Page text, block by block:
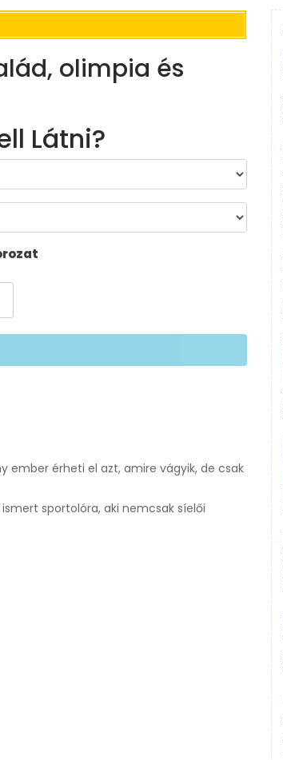
olimpia és
Látni?
ember érheti el azt, amire vágyik, de csak
sportolóra, aki nemcsak síelői